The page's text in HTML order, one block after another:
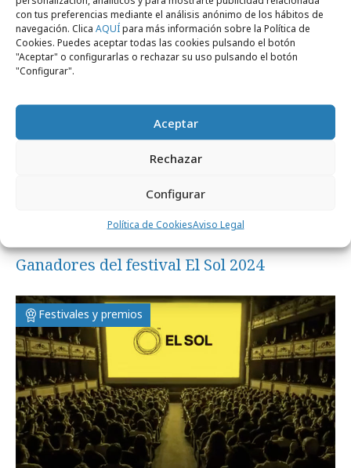
con tus preferencias mediante el análisis anónimo de los hábitos de
navegación. Clica AQUÍpara más información sobre la Política de
Cookies. Puedes aceptar todas las cookies pulsando el botón
"Aceptar" o configurarlas o rechazar su uso pulsando el botón
"Configurar".
Aceptar
Rechazar
Configurar
Política de CookiesAviso Legal
Festivales y premios
Ganadores del festival El Sol 2024
Festivales y premios